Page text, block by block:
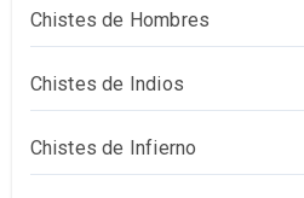
Chistes de Hombres
Chistes de Indios
Chistes de Infierno